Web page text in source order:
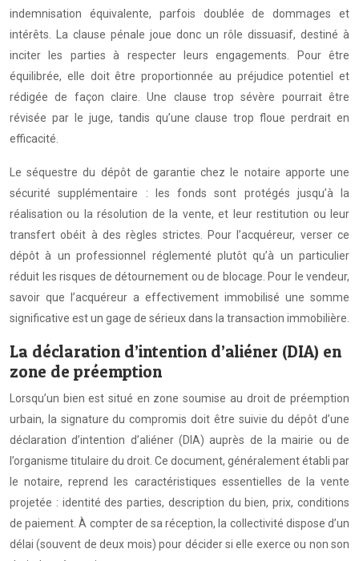
indemnisation équivalente, parfois doublée de dommages et
intérêts. La clause pénale joue donc un rôle dissuasif, destiné à
inciter les parties à respecter leurs engagements. Pour être
équilibrée, elle doit être proportionnée au préjudice potentiel et
rédigée de façon claire. Une clause trop sévère pourrait être
révisée par le juge, tandis qu’une clause trop floue perdrait en
efficacité.
Le séquestre du dépôt de garantie chez le notaire apporte une
sécurité supplémentaire : les fonds sont protégés jusqu’à la
réalisation ou la résolution de la vente, et leur restitution ou leur
transfert obéit à des règles strictes. Pour l’acquéreur, verser ce
dépôt à un professionnel réglementé plutôt qu’à un particulier
réduit les risques de détournement ou de blocage. Pour le vendeur,
savoir que l’acquéreur a effectivement immobilisé une somme
significative est un gage de sérieux dans la transaction immobilière.
La déclaration d’intention d’aliéner (DIA) en
zone de préemption
Lorsqu’un bien est situé en zone soumise au droit de préemption
urbain, la signature du compromis doit être suivie du dépôt d’une
déclaration d’intention d’aliéner (DIA) auprès de la mairie ou de
l’organisme titulaire du droit. Ce document, généralement établi par
le notaire, reprend les caractéristiques essentielles de la vente
projetée : identité des parties, description du bien, prix, conditions
de paiement. À compter de sa réception, la collectivité dispose d’un
délai (souvent de deux mois) pour décider si elle exerce ou non son